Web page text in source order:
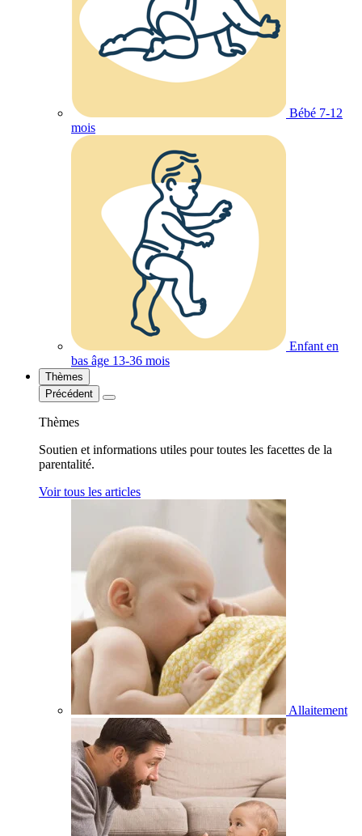
Bébé 7-12
mois
Enfant en
bas âge 13-36 mois
Thèmes
Précédent
Thèmes
Soutien et informations utiles pour toutes les facettes de la
parentalité.
Voir tous les articles
Allaitement